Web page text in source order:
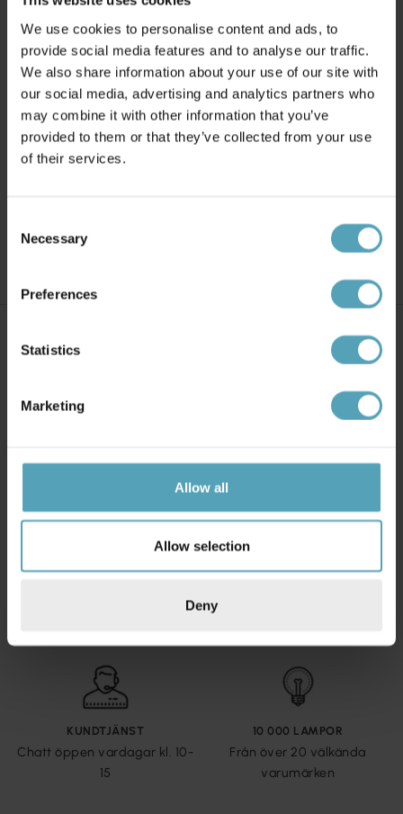
We use cookies to personalise content and ads, to
provide social media features and to analyse our traffic.
We also share information about your use of our site with
our social media, advertising and analytics partners who
may combine it with other information that you’ve
provided to them or that they’ve collected from your use
of their services.
Selection
Necessary
Preferences
Statistics
Marketing
Allow all
Allow selection
Deny
E27 4,5W 2200K 3-steg dimbar
minne
69 kr
LED E27 klot 4W 2700K dimbar
Returnera om du inte skulle
KUNDTJÄNST
Chatt öppen vardagar kl. 10-
15
10 000 LAMPOR
Från över 20 välkända
varumärken